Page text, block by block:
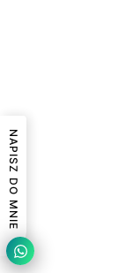
NAPISZ DO MNIE